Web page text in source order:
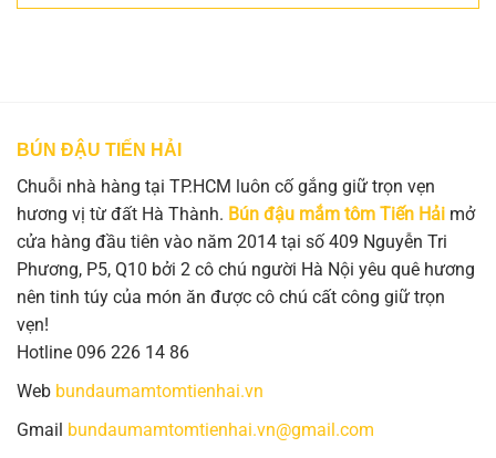
BÚN ĐẬU TIẾN HẢI
Chuỗi nhà hàng tại TP.HCM luôn cố gắng giữ trọn vẹn
hương vị từ đất Hà Thành. Bún đậu mắm tôm Tiến Hải mở
cửa hàng đầu tiên vào năm 2014 tại số 409 Nguyễn Tri
Phương, P5, Q10 bởi 2 cô chú người Hà Nội yêu quê hương
nên tinh túy của món ăn được cô chú cất công giữ trọn
vẹn!
Hotline 096 226 14 86
Web bundaumamtomtienhai.vn
Gmail bundaumamtomtienhai.vn@gmail.com